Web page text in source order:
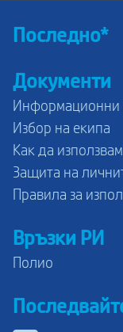
Последно*
Документи
Информационни
Избор на екипа
Как да
Защита на
Правила за
Връзки РИ
Полио